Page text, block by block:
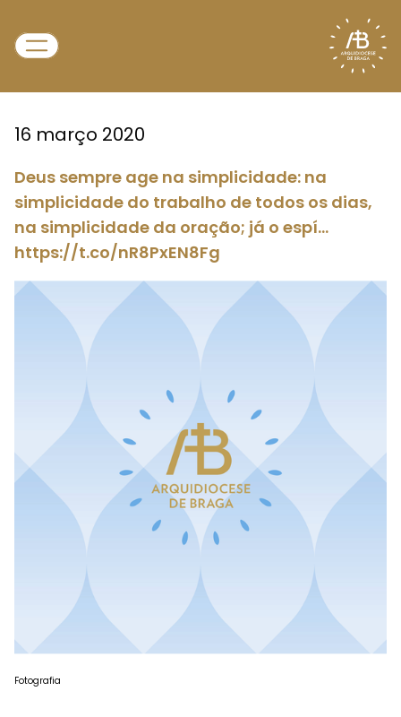
16 março 2020
Deus sempre age na simplicidade: na
simplicidade do trabalho de todos os dias,
na simplicidade da oração; já o espí…
https://t.co/nR8PxEN8Fg
Fotografia